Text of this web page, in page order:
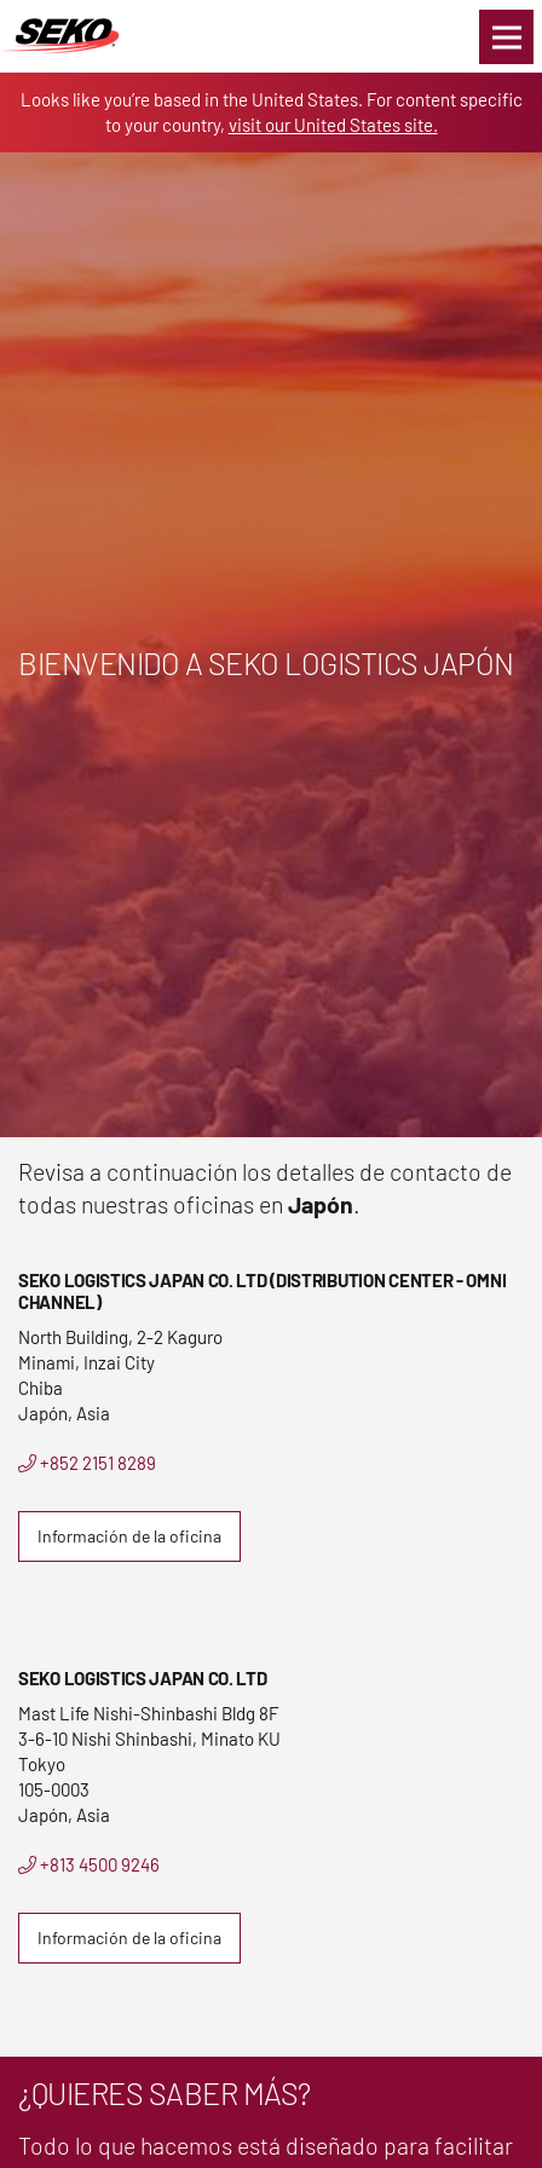
Looks like you’re based in the United States. For content specific
to your country, visit our United States site.
BIENVENIDO A SEKO LOGISTICS JAPÓN
Revisa a continuación los detalles de contacto de
todas nuestras oficinas en Japón.
SEKO LOGISTICS JAPAN CO. LTD (DISTRIBUTION CENTER - OMNI
CHANNEL)
North Building, 2-2 Kaguro
Minami, Inzai City
Chiba
Japón, Asia
+852 2151 8289
Información de la oficina
SEKO LOGISTICS JAPAN CO. LTD
Mast Life Nishi-Shinbashi Bldg 8F
3-6-10 Nishi Shinbashi, Minato KU
Tokyo
105-0003
Japón, Asia
+813 4500 9246
Información de la oficina
¿QUIERES SABER MÁS?
Todo lo que hacemos está diseñado para facilitar